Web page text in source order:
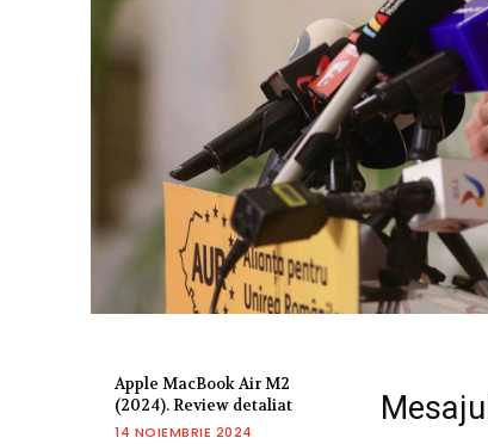
Apple MacBook Air M2
(2024). Review detaliat
14 NOIEMBRIE 2024